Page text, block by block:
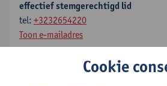
effectief stemgerechtigd lid
tel: +3232654220
Toon e-mailadres
Valerie RousseauCookie